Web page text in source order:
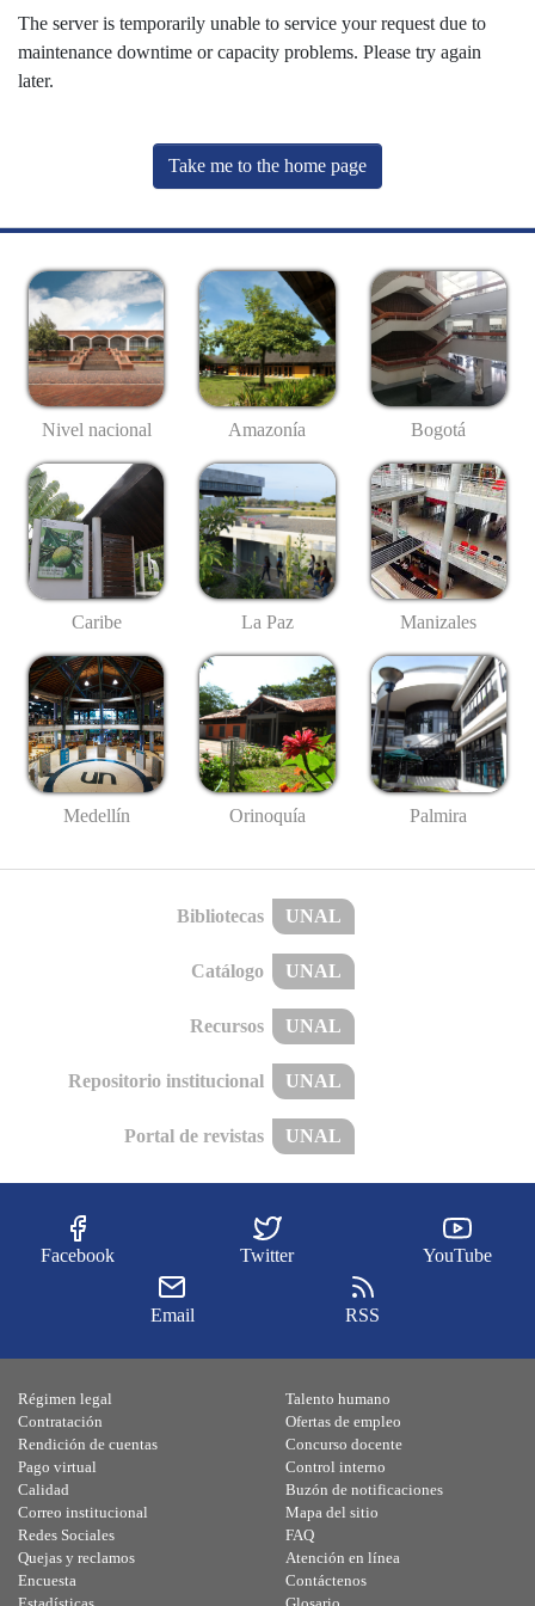
The server is temporarily unable to service your request due to
maintenance downtime or capacity problems. Please try again
later.
Take me to the home page
Nivel nacional Amazonía Bogotá
Caribe La Paz Manizales
Medellín Orinoquía Palmira
Bibliotecas UNAL
Catálogo UNAL
Recursos UNAL
Repositorio institucional UNAL
Portal de revistas UNAL
Facebook Twitter YouTube
Email RSS
Régimen legal
Contratación
Rendición de cuentas
Pago virtual
Calidad
Talento humano
Ofertas de empleo
Concurso docente
Control interno
Buzón de notificaciones
Correo institucional
Redes Sociales
Quejas y reclamos
Encuesta
Mapa del sitio
FAQ
Atención en línea
Contáctenos